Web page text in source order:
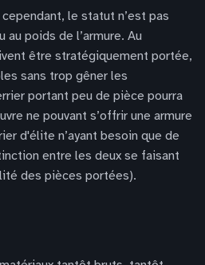
le statut n’est pas
poids de l’armure. Au
être stratégiquement portée,
sans trop gêner les
portant peu de pièce pourra
ne pouvant s’offrir une armure
d'élite n’ayant besoin que de
entre les deux se faisant
des pièces portées).